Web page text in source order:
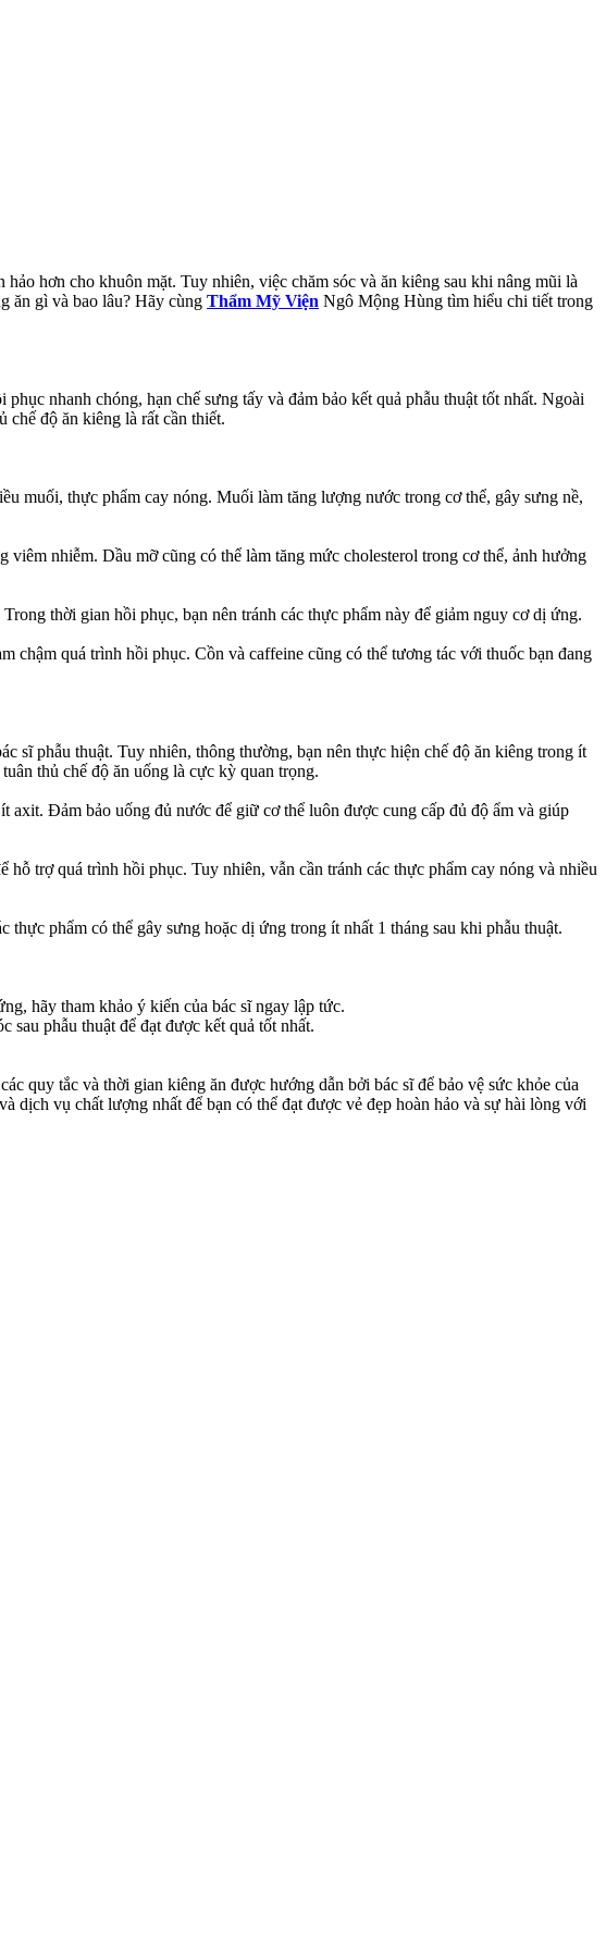
hơn cho khuôn mặt. Tuy nhiên, việc chăm sóc và ăn kiêng sau khi nâng mũi là
ăn gì và bao lâu? Hãy cùng Thẩm Mỹ Viện Ngô Mộng Hùng tìm hiểu chi tiết trong
nhanh chóng, hạn chế sưng tấy và đảm bảo kết quả phẫu thuật tốt nhất. Ngoài
chế độ ăn kiêng là rất cần thiết.
muối, thực phẩm cay nóng. Muối làm tăng lượng nước trong cơ thể, gây sưng nề,
nhiễm. Dầu mỡ cũng có thể làm tăng mức cholesterol trong cơ thể, ảnh hưởng
thời gian hồi phục, bạn nên tránh các thực phẩm này để giảm nguy cơ dị ứng.
chậm quá trình hồi phục. Cồn và caffeine cũng có thể tương tác với thuốc bạn đang
sĩ phẫu thuật. Tuy nhiên, thông thường, bạn nên thực hiện chế độ ăn kiêng trong ít
thủ chế độ ăn uống là cực kỳ quan trọng.
axit. Đảm bảo uống đủ nước để giữ cơ thể luôn được cung cấp đủ độ ẩm và giúp
trợ quá trình hồi phục. Tuy nhiên, vẫn cần tránh các thực phẩm cay nóng và nhiều
phẩm có thể gây sưng hoặc dị ứng trong ít nhất 1 tháng sau khi phẫu thuật.
hãy tham khảo ý kiến của bác sĩ ngay lập tức.
sau phẫu thuật để đạt được kết quả tốt nhất.
quy tắc và thời gian kiêng ăn được hướng dẫn bởi bác sĩ để bảo vệ sức khỏe của
vụ chất lượng nhất để bạn có thể đạt được vẻ đẹp hoàn hảo và sự hài lòng với